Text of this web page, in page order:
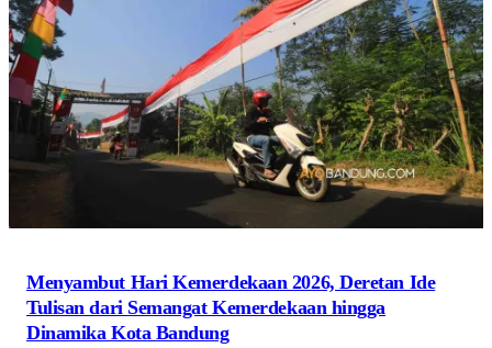
Menyambut Hari Kemerdekaan 2026, Deretan Ide
Tulisan dari Semangat Kemerdekaan hingga
Dinamika Kota Bandung